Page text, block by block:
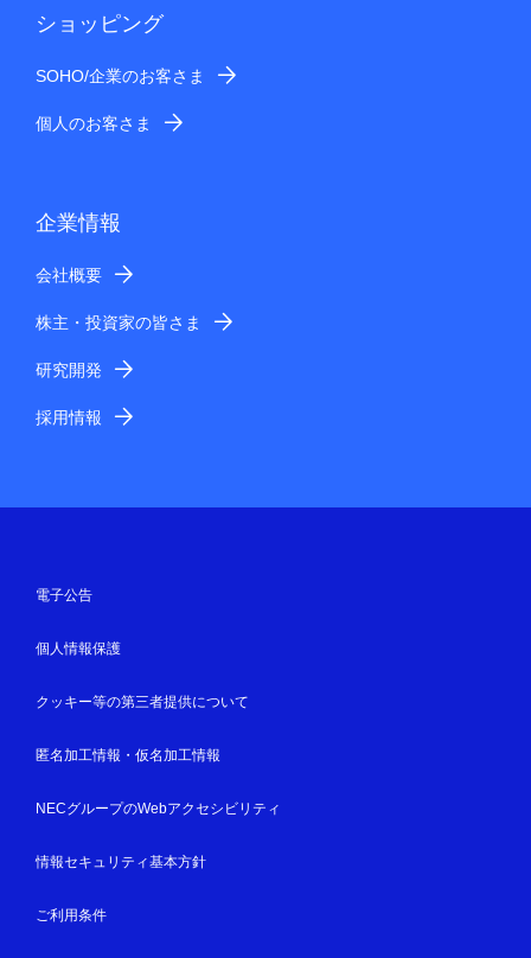
ショッピング
SOHO/企業のお客さま
個人のお客さま
企業情報
会社概要
株主・投資家の皆さま
研究開発
採用情報
電子公告
個人情報保護
クッキー等の第三者提供について
匿名加工情報・仮名加工情報
NECグループのWebアクセシビリティ
情報セキュリティ基本方針
ご利用条件